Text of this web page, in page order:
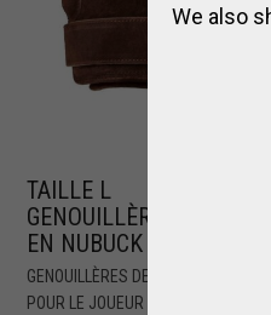
TAILLE L
GENOUILLÈRES
EN NUBUCK
GENOUILLÈRES DE POLO
POUR LE JOUEUR
We also